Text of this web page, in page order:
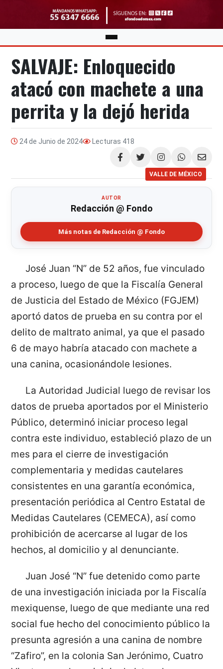
SALVAJE: Enloquecido
atacó con machete a una
perrita y la dejó herida
24 de Junio de 2024 Lecturas 418
Compartir
VALLE DE MÉXICO
AUTOR
Redacción @ Fondo
Más notas de Redacción @ Fondo
José Juan “N” de 52 años, fue vinculado
a proceso, luego de que la Fiscalía General
de Justicia del Estado de México (FGJEM)
aportó datos de prueba en su contra por el
delito de maltrato animal, ya que el pasado
6 de mayo habría atacado con machete a
una canina, ocasionándole lesiones.
La Autoridad Judicial luego de revisar los
datos de prueba aportados por el Ministerio
Público, determinó iniciar proceso legal
contra este individuo, estableció plazo de un
mes para el cierre de investigación
complementaria y medidas cautelares
consistentes en una garantía económica,
presentación periódica al Centro Estatal de
Medidas Cautelares (CEMECA), así como
prohibición de acercarse al lugar de los
hechos, al domicilio y al denunciante.
Juan José “N” fue detenido como parte
de una investigación iniciada por la Fiscalía
mexiquense, luego de que mediante una red
social fue hecho del conocimiento público la
presunta agresión a una canina de nombre
“Zafiro”, en la colonia San Jerónimo, Cuatro